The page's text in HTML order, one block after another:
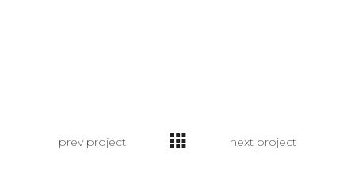
prev project next project